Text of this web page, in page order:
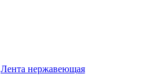
Лента нержавеющая